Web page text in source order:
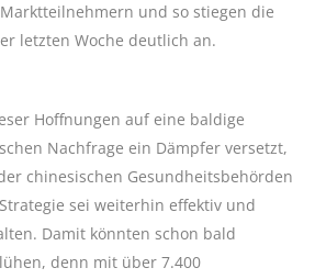
und so stiegen die
letzten Woche deutlich an.
Hoffnungen auf eine baldige
Nachfrage ein Dämpfer versetzt,
chinesischen Gesundheitsbehörden
sei weiterhin effektiv und
Damit könnten schon bald
denn mit über 7.400